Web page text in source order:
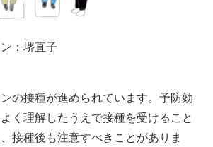
：堺直子
の接種が進められています。予防効
く理解したうえで接種を受けること
接種後も注意すべきことがありま